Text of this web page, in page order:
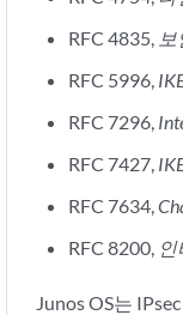
RFC 4835,
RFC 5996,
RFC 7296,
RFC 7427,
RFC 7634,
RFC 8200,
Junos OS는